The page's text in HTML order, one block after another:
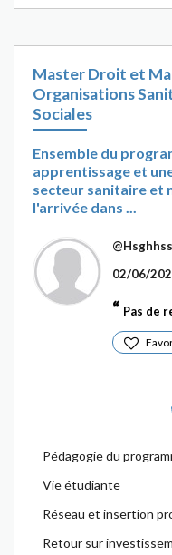
Master Droit et
Organisations
Sociales
Ensemble du
apprentissage et
secteur sanitaire et
l'arrivée dans ...
02/06/
Pas de
Pédagogie du
Vie étudiante
Réseau et insertion
Retour sur